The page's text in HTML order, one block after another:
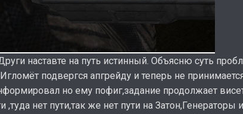
наставте на путь истинный. Объясню суть
подвергся апгрейду и теперь не
но ему пофиг,задание продолжает
,туда нет пути,так же нет пути на